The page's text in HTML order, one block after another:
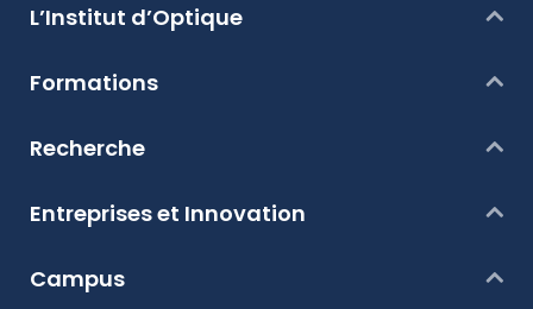
L’Institut d’Optique
Formations
Recherche
Entreprises et Innovation
Campus